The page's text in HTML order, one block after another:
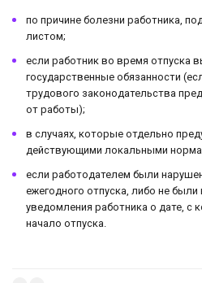
по причине болезни работника,
листом;
если работник во время отпуска
государственные обязанности
трудового законодательства
от работы);
в случаях, которые отдельно
действующими локальными
если работодателем были
ежегодного отпуска, либо не
уведомления работника о дате, с
начало отпуска.